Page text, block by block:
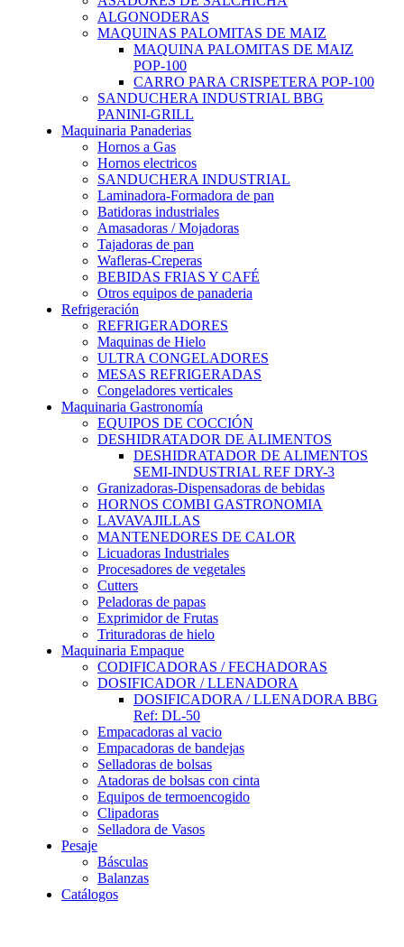
ALGONODERAS
MAQUINAS PALOMITAS DE MAIZ
MAQUINA PALOMITAS DE MAIZ
POP-100
CARRO PARA CRISPETERA POP-100
SANDUCHERA INDUSTRIAL BBG
PANINI-GRILL
Maquinaria Panaderias
Hornos a Gas
Hornos electricos
SANDUCHERA INDUSTRIAL
Laminadora-Formadora de pan
Batidoras industriales
Amasadoras / Mojadoras
Tajadoras de pan
Wafleras-Creperas
BEBIDAS FRIAS Y CAFÉ
Otros equipos de panaderia
Refrigeración
REFRIGERADORES
Maquinas de Hielo
ULTRA CONGELADORES
MESAS REFRIGERADAS
Congeladores verticales
Maquinaria Gastronomía
EQUIPOS DE COCCIÓN
DESHIDRATADOR DE ALIMENTOS
DESHIDRATADOR DE ALIMENTOS
SEMI-INDUSTRIAL REF DRY-3
Granizadoras-Dispensadoras de bebidas
HORNOS COMBI GASTRONOMIA
LAVAVAJILLAS
MANTENEDORES DE CALOR
Licuadoras Industriales
Procesadores de vegetales
Cutters
Peladoras de papas
Exprimidor de Frutas
Trituradoras de hielo
Maquinaria Empaque
CODIFICADORAS / FECHADORAS
DOSIFICADOR / LLENADORA
DOSIFICADORA / LLENADORA BBG
Ref: DL-50
Empacadoras al vacio
Empacadoras de bandejas
Selladoras de bolsas
Atadoras de bolsas con cinta
Equipos de termoencogido
Clipadoras
Selladora de Vasos
Pesaje
Básculas
Balanzas
Catálogos